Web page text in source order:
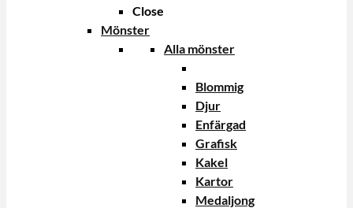
Close
Mönster
Alla mönster
Blommig
Djur
Enfärgad
Grafisk
Kakel
Kartor
Medaljong